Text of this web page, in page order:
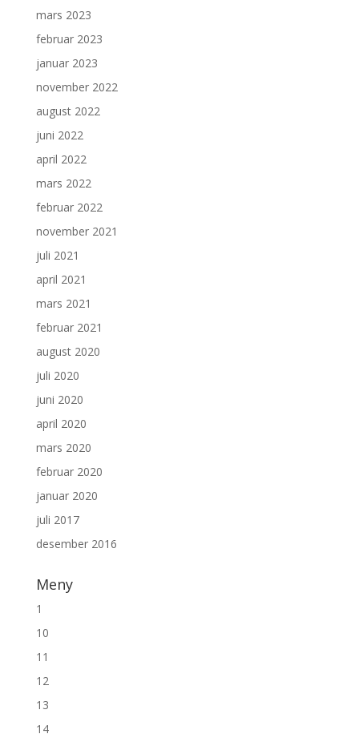
mars 2023
februar 2023
januar 2023
november 2022
august 2022
juni 2022
april 2022
mars 2022
februar 2022
november 2021
juli 2021
april 2021
mars 2021
februar 2021
august 2020
juli 2020
juni 2020
april 2020
mars 2020
februar 2020
januar 2020
juli 2017
desember 2016
Meny
1
10
11
12
13
14